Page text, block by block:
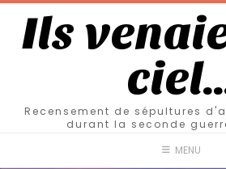
Ils
Recensement de sépultures
durant la seconde
MENU